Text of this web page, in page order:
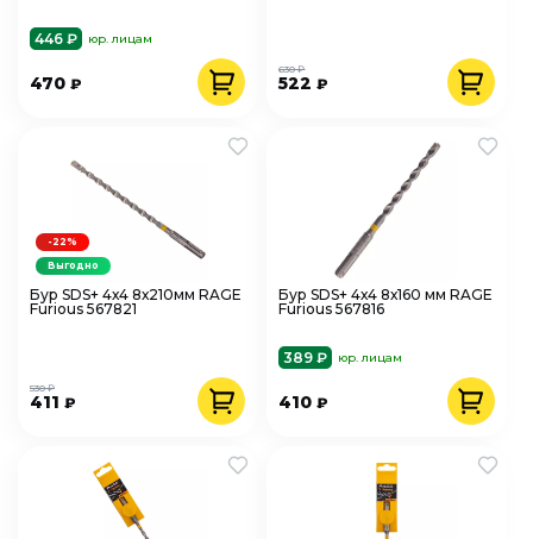
446 ₽ юр. лицам
470 ₽ 522₽
630 ₽
Бур SDS+ 4х4 8х210мм RAGE
Furious 567821
411 ₽
530 ₽
-22%
Выгодно
Бур SDS+ 4х4 8х160 мм RAGE
Furious 567816
389 ₽ юр. лицам
410₽